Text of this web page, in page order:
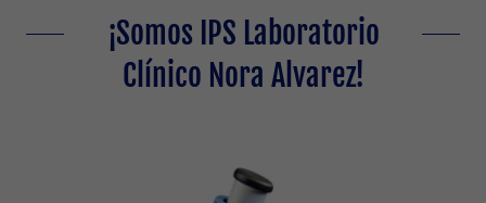
¡Somos IPS Laboratorio
Clínico Nora Alvarez!